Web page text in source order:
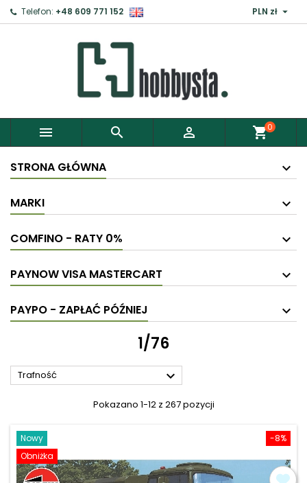
Telefon: +48 609 771 152 PLN zł 
   shopping_cart0
STRONA GŁÓWNA
MARKI
COMFINO - RATY 0%
PAYNOW VISA MASTERCART
PAYPO - ZAPŁAĆ PÓŹNIEJ
1/76
Trafność 
Pokazano 1-12 z 267 pozycji
-8%
Nowy
Obniżka
Zaloguj ×
Aby zapisać produkty do Schowka, musisz się
Anuluj Zaloguj